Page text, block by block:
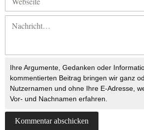
Ihre Argumente, Gedanken oder
kommentierten Beitrag bringen wir ganz
Nutzernamen und ohne Ihre E-Adresse,
Vor- und Nachnamen erfahren.